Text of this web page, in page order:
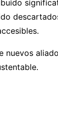
nuevos